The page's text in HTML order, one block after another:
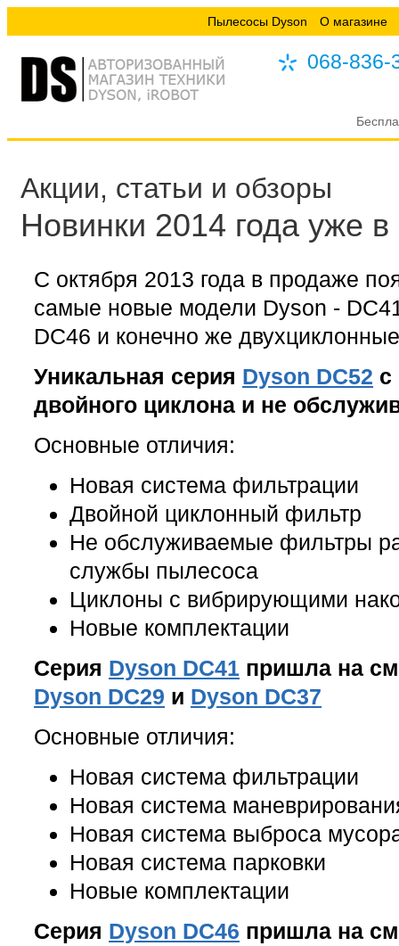
Пылесосы Dyson О магазине
068-836-
Акции, статьи и обзоры
Новинки 2014 года уже
С октября 2013 года в продаже
самые новые модели Dyson -
DC46 и конечно же
Уникальная серия Dyson DC52 с
двойного циклона и не
Основные отличия:
Новая система фильтрации
Двойной циклонный фильтр
Не обслуживаемые фильтры
службы пылесоса
Циклоны с вибрирующими
Новые комплектации
Серия Dyson DC41 пришла на
Dyson DC29 и Dyson DC37
Основные отличия:
Новая система фильтрации
Новая система
Новая система выброса
Новая система парковки
Новые комплектации
Серия Dyson DC46 пришла на